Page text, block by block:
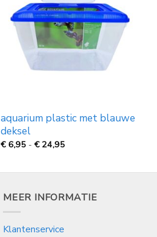
aquarium plastic met blauwe
deksel
€6,95 - €24,95Prijsklasse:
MEER INFORMATIE
Klantenservice